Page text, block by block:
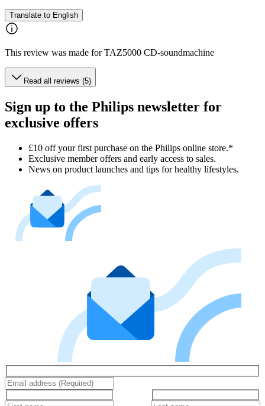
Translate to English
This review was made for TAZ5000 CD-soundmachine
Read all reviews (5)
Sign up to the Philips newsletter for
exclusive offers
£10 off your first purchase on the Philips online store.*
Exclusive member offers and early access to sales.
News on product launches and tips for healthy lifestyles.